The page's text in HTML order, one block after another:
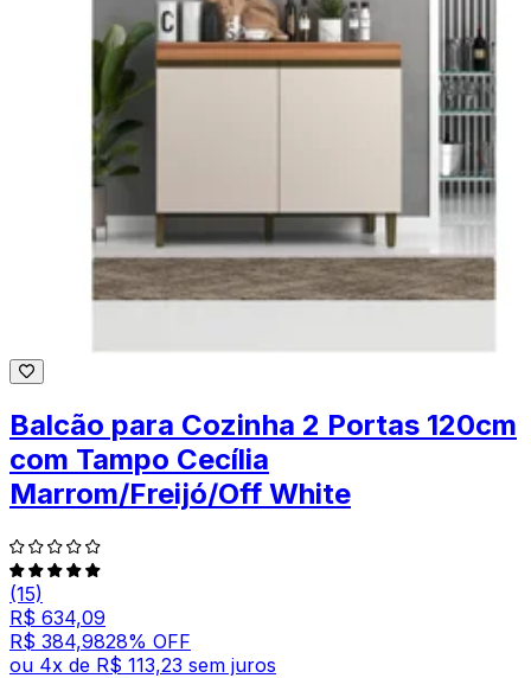
Balcão para Cozinha 2 Portas 120cm
com Tampo Cecília
Marrom/Freijó/Off White
(15)
R$ 634,09
R$ 384,9828% OFF
ou 4x de R$ 113,23 sem juros